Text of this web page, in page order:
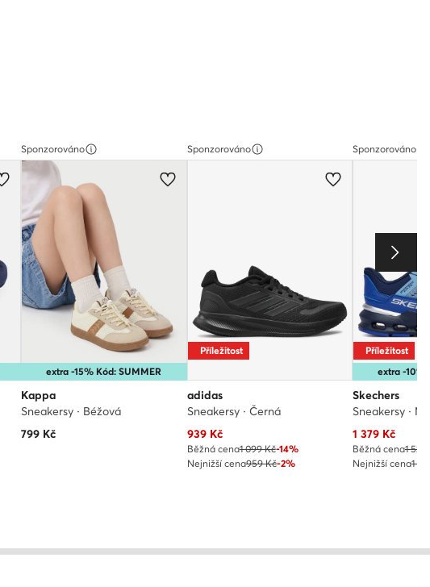
Sponzorováno
extra -15% Kód: SUMMER
Kappa
Sneakersy · Béžová
799 Kč
Sponzorováno
Příležitost
adidas
Sneakersy · Černá
Aktuální cena
939Kč
Běžná cena1 099 Kč-14%
Nejnižší cena959 Kč-2%
Sponzorováno
extra -10%
Příležitost
Skechers
Sneakersy ·
Aktuální cena
1 379Kč
Běžná cena1 529
Nejnižší cena1